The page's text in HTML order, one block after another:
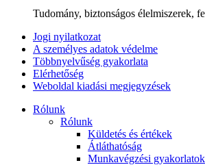
Tudomány, biztonságos élelmiszerek,
Jogi nyilatkozat
A személyes adatok védelme
Többnyelvűség gyakorlata
Elérhetőség
Weboldal kiadási megjegyzések
Rólunk
Rólunk
Küldetés és értékek
Átláthatóság
Munkavégzési gyakorlatok